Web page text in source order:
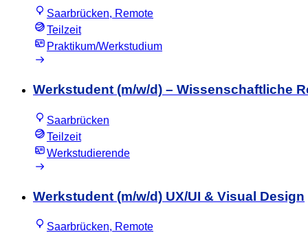
Saarbrücken, Remote
Teilzeit
Praktikum/Werkstudium
Werkstudent (m/w/d) – Wissenschaftliche
Saarbrücken
Teilzeit
Werkstudierende
Werkstudent (m/w/d) UX/UI & Visual Design
Saarbrücken, Remote